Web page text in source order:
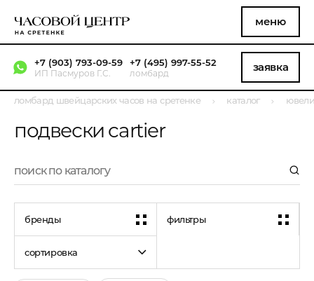
меню
+7 (903) 793-09-59
ИП Пасмуров Г.С.
+7 (495) 997-55-52
ломбард заявка
ломбард швейцарских часов на сретенке каталог
подвески cartier
бренды фильтры
сортировка